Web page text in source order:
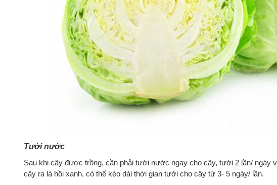
Tưới nước
Sau khi cây được trồng, cần phải tưới nước ngay cho cây, tưới 2 lần/ ngày
cây ra lá hồi xanh, có thể kéo dài thời gian tưới cho cây từ 3- 5 ngày/ lần.